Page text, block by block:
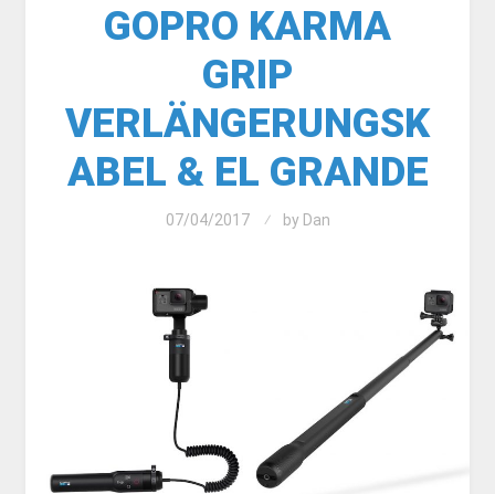
GOPRO KARMA
GRIP
VERLÄNGERUNGSK
ABEL & EL GRANDE
07/04/2017 by Dan